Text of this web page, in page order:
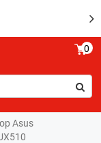
0
Asus